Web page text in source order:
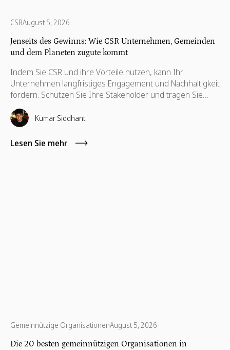
CSRAugust 5, 2026
Jenseits des Gewinns: Wie CSR Unternehmen, Gemeinden
und dem Planeten zugute kommt
Indem Sie CSR und ihre Vorteile nutzen, kann Ihr
Unternehmen langfristiges Engagement und Nachhaltigkeit
fördern. Schützen Sie Ihre Stakeholder und tragen Sie
dazu bei, ihre Interessen zu wahren, die auch für ihre
Weiterentwicklung notwendig sind.
Kumar Siddhant
Lesen Sie mehr
Gemeinnützige OrganisationenAugust 5, 2026
Die 20 besten gemeinnützigen Organisationen in